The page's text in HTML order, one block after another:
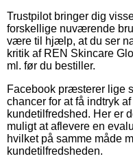
Trustpilot bringer dig
forskellige nuværende
være til hjælp, at du ser
kritik af REN Skincare
ml. før du bestiller.
Facebook præsterer lige
chancer for at få indtryk
kundetilfredshed. Her er
muligt at aflevere en
hvilket på samme måde
kundetilfredsheden.